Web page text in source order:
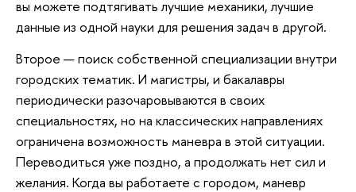
вы можете подтягивать лучшие механики, лучшие
данные из одной науки для решения задач в другой.
Второе — поиск собственной специализации внутри
городских тематик. И магистры, и бакалавры
периодически разочаровываются в своих
специальностях, но на классических направлениях
ограничена возможность маневра в этой ситуации.
Переводиться уже поздно, а продолжать нет сил и
желания. Когда вы работаете с городом, маневр